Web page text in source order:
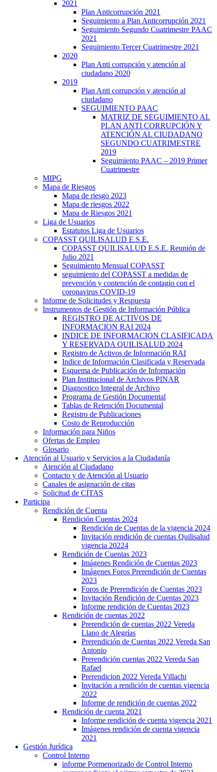
2021
Plan Anticorrupción 2021
Seguimiento a Plan Anticorrupción 2021
Seguimiento Segundo Cuatrimestre PAAC
2021
Seguimiento Tercer Cuatrimestre 2021
2020
Plan Anti corrupción y atención al
ciudadano 2020
2019
Plan Anti corrupción y atención al
ciudadano
SEGUIMIENTO PAAC
MATRIZ DE SEGUIMIENTO AL
PLAN ANTI CORRUPCIÓN Y
ATENCIÓN AL CIUDADANO
SEGUNDO CUATRIMESTRE
2019
Seguimiento PAAC – 2019 Primer
Cuatrimestre
MIPG
Mapa de Riesgos
Mapa de riesgo 2023
Mapa de riesgos 2022
Mapa de Riesgos 2021
Liga de Usuarios
Estatutos Liga de Usuarios
COPASST QUILISALUD E.S.E.
COPASST QUILISALUD E.S.E. Reunión de
Julio 2021
Seguimiento Mensual COPASST
seguimiento del COPASST a medidas de
prevención y contención de contagio con el
coronavirus COVID-19
Informe de Solicitudes y Respuesta
Instrumentos de Gestión de Información Pública
REGISTRO DE ACTIVOS DE
INFORMACION RAI 2024
INDICE DE INFORMACION CLASIFICADA
Y RESERVADA QUILISALUD 2024
Registro de Activos de Información RAI
Indice de Información Clasificada y Reservada
Esquema de Publicación de Información
Plan Institucional de Archivos PINAR
Diagnostico Integral de Archivo
Programa de Gestión Documental
Tablas de Retención Documental
Registro de Publicaciones
Costo de Reproducción
Información para Niños
Ofertas de Empleo
Glosario
Atención al Usuario y Servicios a la Ciudadanía
Atención al Ciudadano
Contacto y de Atención al Usuario
Canales de asignación de citas
Solicitud de CITAS
Participa
Rendición de Cuenta
Rendición Cuentas 2024
Rendición de Cuentas de la vigencia 2024
Invitación rendición de cuentas Quilisalud
vigencia 20224
Rendición de Cuentas 2023
Imágenes Rendición de Cuentas 2023
Imágenes Foros Prerendición de Cuentas
2023
Foros de Prerendición de Cuentas 2023
Invitación Rendición de Cuentas 2023
Informe rendición de Cuentas 2023
Rendición de cuentas 2022
Prerendición de cuentas 2022 Vereda
Llano de Alegrías
Prerendición de Cuentas 2022 Vereda San
Antonio
Prerendición cuentas 2022 Vereda San
Rafael
Prerendicion 2022 Vereda Villachi
Invitación a rendición de cuentas vigencia
2022
Informe de rendición de cuentas 2022
Rendición de cuenta 2021
Informe rendición de cuenta vigencia 2021
Imágenes rendición de cuenta vigencia
2021
Gestión Jurídica
Control Interno
informe Pormenorizado de Control Interno